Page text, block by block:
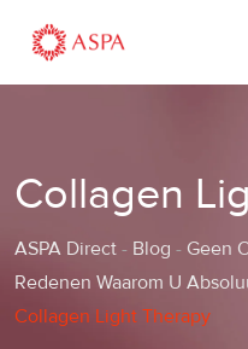
content
Collagen
ASPA Direct - Blog - Geen
Redenen Waarom U
Collagen Light Therapy